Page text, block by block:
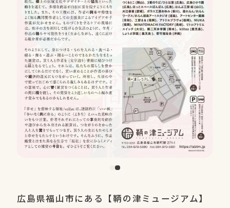
広島県福山市にある【鞆の津ミュージアム】